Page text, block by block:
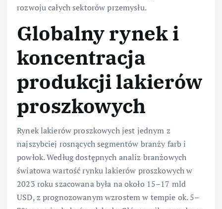
rozwoju całych sektorów przemysłu.
Globalny rynek i
koncentracja
produkcji lakierów
proszkowych
Rynek lakierów proszkowych jest jednym z
najszybciej rosnących segmentów branży farb i
powłok. Według dostępnych analiz branżowych
światowa wartość rynku lakierów proszkowych w
2023 roku szacowana była na około 15–17 mld
USD, z prognozowanym wzrostem w tempie ok. 5–